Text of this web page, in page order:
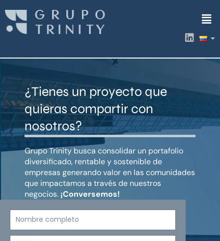
contenido
L
i
k
i
¿Tienes un proyecto que
quieras compartir con
nosotros?
Grupo Trinity busca consolidar un portafolio
diversificado, rentable y sostenible de
empresas generando valor en las comunidades
que impactamos a través de nuestros
negocios. ¡Conversemos!